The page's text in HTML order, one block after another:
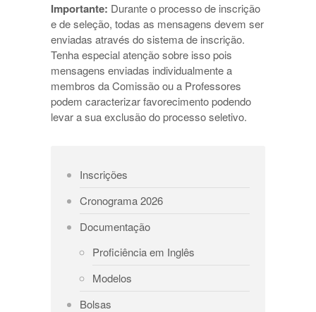
Importante: Durante o processo de inscrição
e de seleção, todas as mensagens devem ser
enviadas através do sistema de inscrição.
Tenha especial atenção sobre isso pois
mensagens enviadas individualmente a
membros da Comissão ou a Professores
podem caracterizar favorecimento podendo
levar a sua exclusão do processo seletivo.
Inscrições
Cronograma 2026
Documentação
Proficiência em Inglês
Modelos
Bolsas